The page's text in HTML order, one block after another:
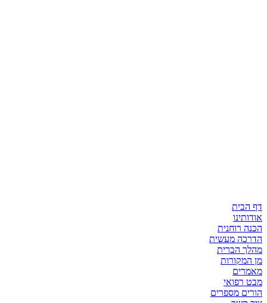
דף הבית
אודותינו
הכנה רוחנית
הדרכה מעשית
מהלך הברית
מן המקורות
מאמרים
מבט רפואי
הורים מספרים